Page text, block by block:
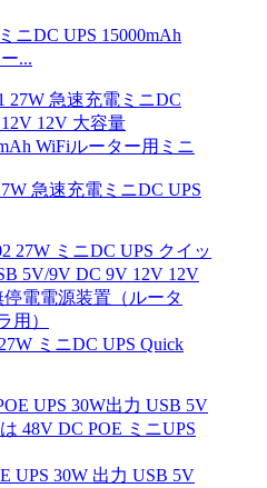
ニDC UPS 15000mAh
...
急速充電ミニDC UPS
ミニDC UPS Quick
UPS 30W 出力 USB 5V